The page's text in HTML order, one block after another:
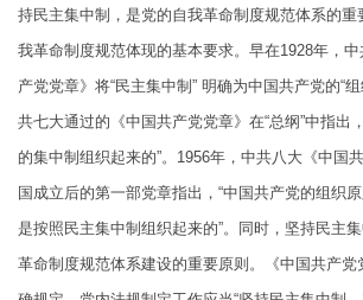
持民主集中制，是党的自我革命制度规范体系的重
我革命制度规范体现的基本要求。早在1928年，
产党党章》将“民主集中制” 明确为中国共产党的“
共七大通过的《中国共产党党章》在“总纲”中指出
的集中制组织起来的”。1956年，中共八大《中国
国成立后的第一部党章指出，“中国共产党的组织
是按照民主集中制组织起来的”。同时，坚持民主
革命制度规范体系建设的重要原则。《中国共产党